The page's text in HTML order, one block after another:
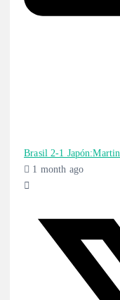
Brasil 2-1
1 month ago